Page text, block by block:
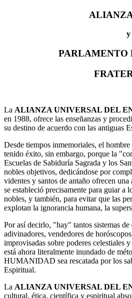
y
PARLAMENTO
La ALIANZA UNIVERSAL DEL
en 1988, ofrece las enseñanzas y
su destino de acuerdo con las antiguas
Desde tiempos inmemoriales, el
tenido éxito, sin embargo, porque la
Escuelas de Sabiduría Sagrada y los
nobles objetivos, dedicándose por
videntes y santos de antaño ofrecen
se estableció precisamente para guiar a
nobles, y también, para evitar que las
explotan la ignorancia humana, la
Por así decirlo, "hay" tantos sistemas
adivinadores, vendedores de
improvisadas sobre poderes celestiales
está ahora literalmente inundado de
HUMANIDAD sea rescatada por los
Espiritual.
La ALIANZA UNIVERSAL DEL
cultural, ética, científica y espiritual